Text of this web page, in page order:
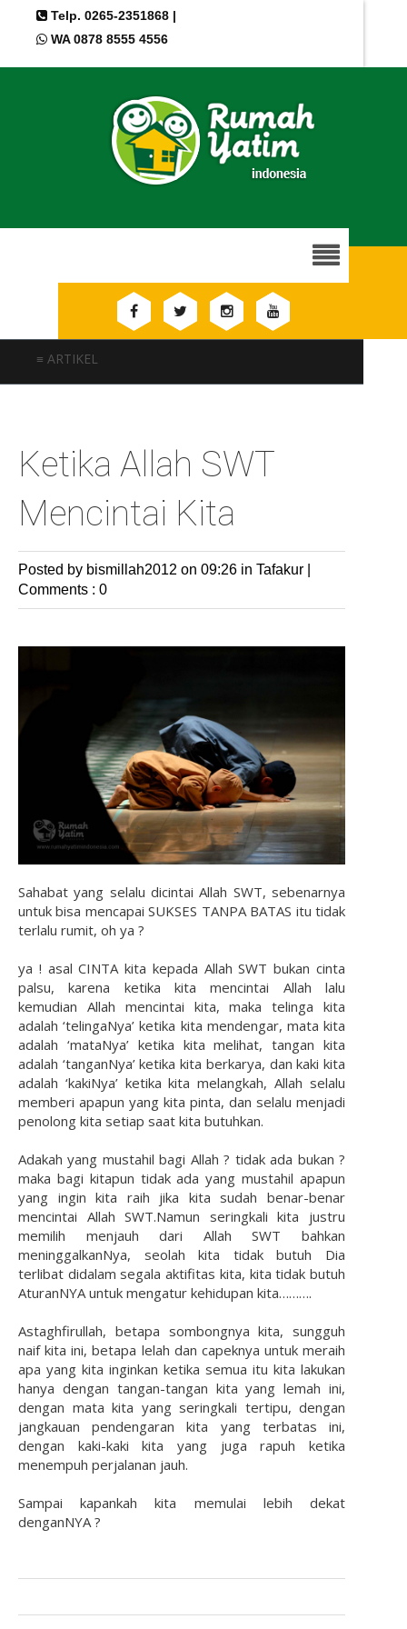
Telp. 0265-2351868 |
WA 0878 8555 4556
≡ ARTIKEL
Ketika Allah SWT
Mencintai Kita
Posted by bismillah2012 on 09:26 in Tafakur
Comments : 0
Sahabat yang selalu dicintai Allah SWT, sebenarnya
untuk bisa mencapai SUKSES TANPA BATAS itu tidak
terlalu rumit, oh ya ?
ya ! asal CINTA kita kepada Allah SWT bukan cinta
palsu, karena ketika kita mencintai Allah lalu
kemudian Allah mencintai kita, maka telinga kita
adalah ‘telingaNya’ ketika kita mendengar, mata kita
adalah ‘mataNya’ ketika kita melihat, tangan kita
adalah ‘tanganNya’ ketika kita berkarya, dan kaki kita
adalah ‘kakiNya’ ketika kita melangkah, Allah selalu
memberi apapun yang kita pinta, dan selalu menjadi
penolong kita setiap saat kita butuhkan.
Adakah yang mustahil bagi Allah ? tidak ada bukan ?
maka bagi kitapun tidak ada yang mustahil apapun
yang ingin kita raih jika kita sudah benar-benar
mencintai Allah SWT.Namun seringkali kita justru
memilih menjauh dari Allah SWT bahkan
meninggalkanNya, seolah kita tidak butuh Dia
terlibat didalam segala aktifitas kita, kita tidak butuh
AturanNYA untuk mengatur kehidupan kita……….
Astaghfirullah, betapa sombongnya kita, sungguh
naif kita ini, betapa lelah dan capeknya untuk meraih
apa yang kita inginkan ketika semua itu kita lakukan
hanya dengan tangan-tangan kita yang lemah ini,
dengan mata kita yang seringkali tertipu, dengan
jangkauan pendengaran kita yang terbatas ini,
dengan kaki-kaki kita yang juga rapuh ketika
menempuh perjalanan jauh.
Sampai kapankah kita memulai lebih dekat
denganNYA ?